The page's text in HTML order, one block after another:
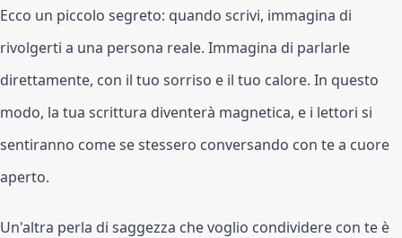
Ecco un piccolo segreto: quando scrivi, immagina di
rivolgerti a una persona reale. Immagina di parlarle
direttamente, con il tuo sorriso e il tuo calore. In questo
modo, la tua scrittura diventerà magnetica, e i lettori si
sentiranno come se stessero conversando con te a cuore
aperto.
Un'altra perla di saggezza che voglio condividere con te è